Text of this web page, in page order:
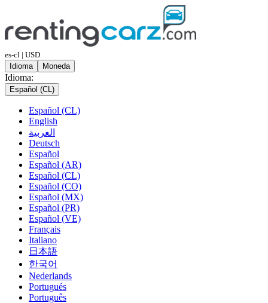
es-cl | USD
Idioma
Moneda
Idioma:
Español (CL)
Español (CL)
English
العربية
Deutsch
Español
Español (AR)
Español (CL)
Español (CO)
Español (MX)
Español (PR)
Español (VE)
Français
Italiano
日本語
한국어
Nederlands
Portugués
Português